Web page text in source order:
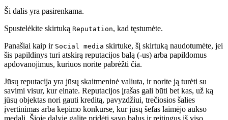
Ši dalis yra pasirenkama.
Spustelėkite skirtuką Reputation, kad tęstumėte.
Panašiai kaip ir Social media skirtuke, šį skirtuką naudotumėte, jei
šis papildinys turi atskirą reputacijos balą (-us) arba papildomus
apdovanojimus, kuriuos norite pabrėžti čia.
Jūsų reputacija yra jūsų skaitmeninė valiuta, ir norite ją turėti su
savimi visur, kur einate. Reputacijos įrašas gali būti bet kas, už ką
jūsų objektas nori gauti kreditą, pavyzdžiui, trečiosios šalies
įvertinimas arba kepimo konkurse, kur jūsų šefas laimėjo aukso